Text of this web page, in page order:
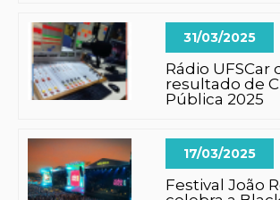
31/03/2025
Rádio UFSCar
resultado de
Pública 2025
17/03/2025
Festival João